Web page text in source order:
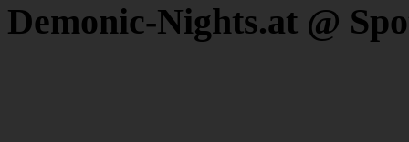
Demonic-Nights.at @